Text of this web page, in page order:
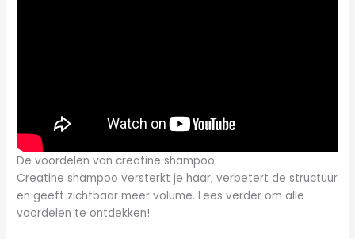
De voordelen van creatine shampoo
Creatine shampoo versterkt je haar, verbetert de structuur
en geeft zichtbaar meer volume. Lees verder om alle
voordelen te ontdekken!